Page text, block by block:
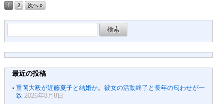
1 2 次へ »
索:
最近の投稿
重岡大毅が近藤夏子と結婚か。彼女の活動終了と長年の匂わせが一
致 2026年8月8日